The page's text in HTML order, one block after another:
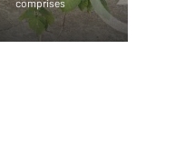
comprises